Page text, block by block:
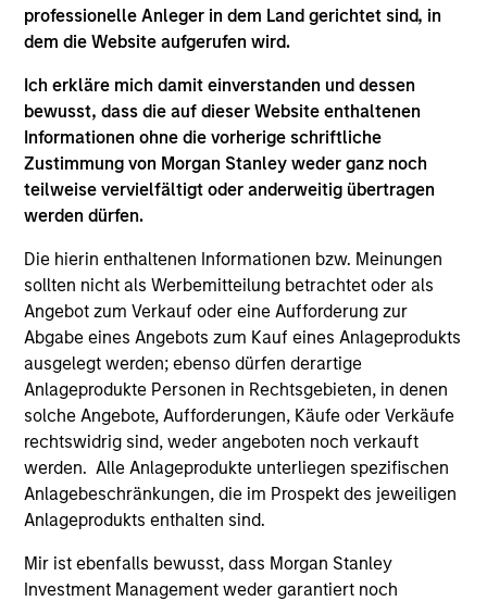
professionelle Anleger in dem Land gerichtet sind, in
dem die Website aufgerufen wird.
Ich erkläre mich damit einverstanden und dessen
bewusst, dass die auf dieser Website enthaltenen
Informationen ohne die vorherige schriftliche
Zustimmung von Morgan Stanley weder ganz noch
teilweise vervielfältigt oder anderweitig übertragen
werden dürfen.
Die hierin enthaltenen Informationen bzw. Meinungen
sollten nicht als Werbemitteilung betrachtet oder als
Angebot zum Verkauf oder eine Aufforderung zur
Abgabe eines Angebots zum Kauf eines Anlageprodukts
ausgelegt werden; ebenso dürfen derartige
Anlageprodukte Personen in Rechtsgebieten, in denen
solche Angebote, Aufforderungen, Käufe oder Verkäufe
rechtswidrig sind, weder angeboten noch verkauft
werden. Alle Anlageprodukte unterliegen spezifischen
Anlagebeschränkungen, die im Prospekt des jeweiligen
Anlageprodukts enthalten sind.
Mir ist ebenfalls bewusst, dass Morgan Stanley
Investment Management weder garantiert noch
Fonds und die Zusammenfassung der Anlegerrechte
finden Sie auf der oben erwähnten Webseite.
Italienische Anleger sollten darüber hinaus das
„Erweiterte Zeichnungsformular“ und alle Anleger aus
Hongkong den Abschnitt „Zusätzliche Informationen für
Anleger aus Hongkong“ im Verkaufsprospekt beachten.
Deutschsprachige Exemplare des Verkaufsprospekts, des
KID oder des KIID, der Statuten der Gesellschaft und der
Jahres- und Halbjahresberichte sowie zusätzliche
Informationen sind kostenlos bei der Schweizer Vertretung
Services S.A., 11, rue du Général-Dufour, 1204 Genf,
Schweiz. Die Schweizer Zahlstelle ist Banque Cantonale
de Genève, 17, quai de l’Ile, 1204 Genf, Schweiz.
Beendet die Verwaltungsgesellschaft des entsprechenden
Fonds ihre Vereinbarung zur Vermarktung dieses Fonds in
einem Land des EWR, in dem dieser für den Verkauf
registriert ist, so geschieht dies in Übereinstimmung mit
den OGAW-Vorschriften.
Mit dem Fonds verbundene Begriffe und
Begriffsbestimmungen können Sie unserer Seite mit
demGlossarentnehmen.
Nettoinventarwerte (NAV) und abzüglich Gebühren
berechnet. Provisionen und Kosten, die bei der Ausgabe